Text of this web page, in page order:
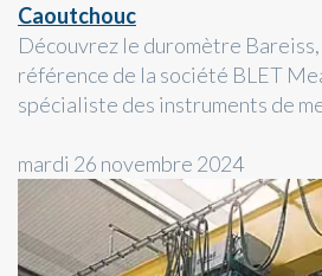
Caoutchouc
Découvrez le duromètre
référence de la société BLET
spécialiste des instruments de
mardi 26 novembre 2024